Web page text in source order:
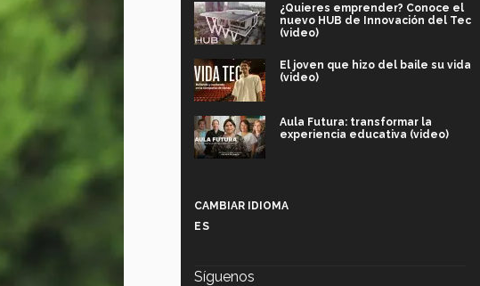
¿Quieres emprender? Conoce el
nuevo HUB de Innovación del Tec
(video)
El joven que hizo del baile su vida
(video)
Aula Futura: transformar la
experiencia educativa (video)
CAMBIAR IDIOMA
ES
Síguenos